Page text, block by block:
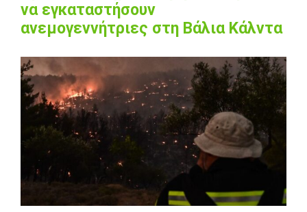
να εγκαταστήσουν
ανεμογεννήτριες στη Βάλια Κάλντα
View
Larger
Image